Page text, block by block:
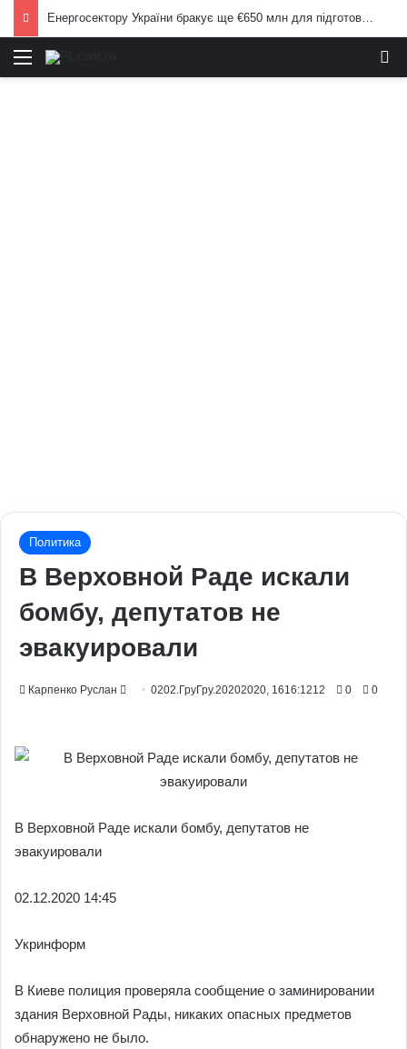
Енергосектору України бракує ще €650 млн для підготовки до опалювального сезону: Корецький попередив населення
Меню
Политика
В Верховной Раде искали
бомбу, депутатов не
эвакуировали
Карпенко Руслан
Send0202.ГруГру.20202020, 1616:1212 0 0
В Верховной Раде искали бомбу, депутатов не
эвакуировали
02.12.2020 14:45
Укринформ
В Киеве полиция проверяла сообщение о заминировании
здания Верховной Рады, никаких опасных предметов
обнаружено не было.